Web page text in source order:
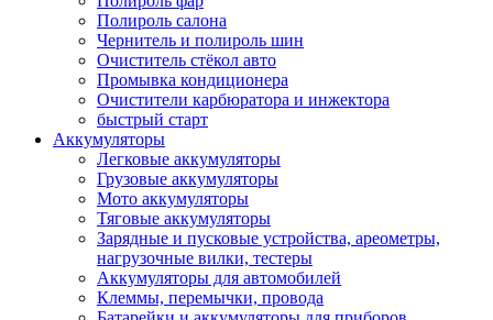
Полироль салона
Чернитель и полироль шин
Очиститель стёкол авто
Промывка кондиционера
Очистители карбюратора и инжектора
быстрый старт
Аккумуляторы
Легковые аккумуляторы
Грузовые аккумуляторы
Мото аккумуляторы
Тяговые аккумуляторы
Зарядные и пусковые устройства, ареометры,
нагрузочные вилки, тестеры
Аккумуляторы для автомобилей
Клеммы, перемычки, провода